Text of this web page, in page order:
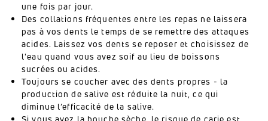
une fois par jour.
Des collations fréquentes entre les repas ne laissera
pas à vos dents le temps de se remettre des attaques
acides. Laissez vos dents se reposer et choisissez de
l'eau quand vous avez soif au lieu de boissons
sucrées ou acides.
Toujours se coucher avec des dents propres - la
production de salive est réduite la nuit, ce qui
diminue l’efficacité de la salive.